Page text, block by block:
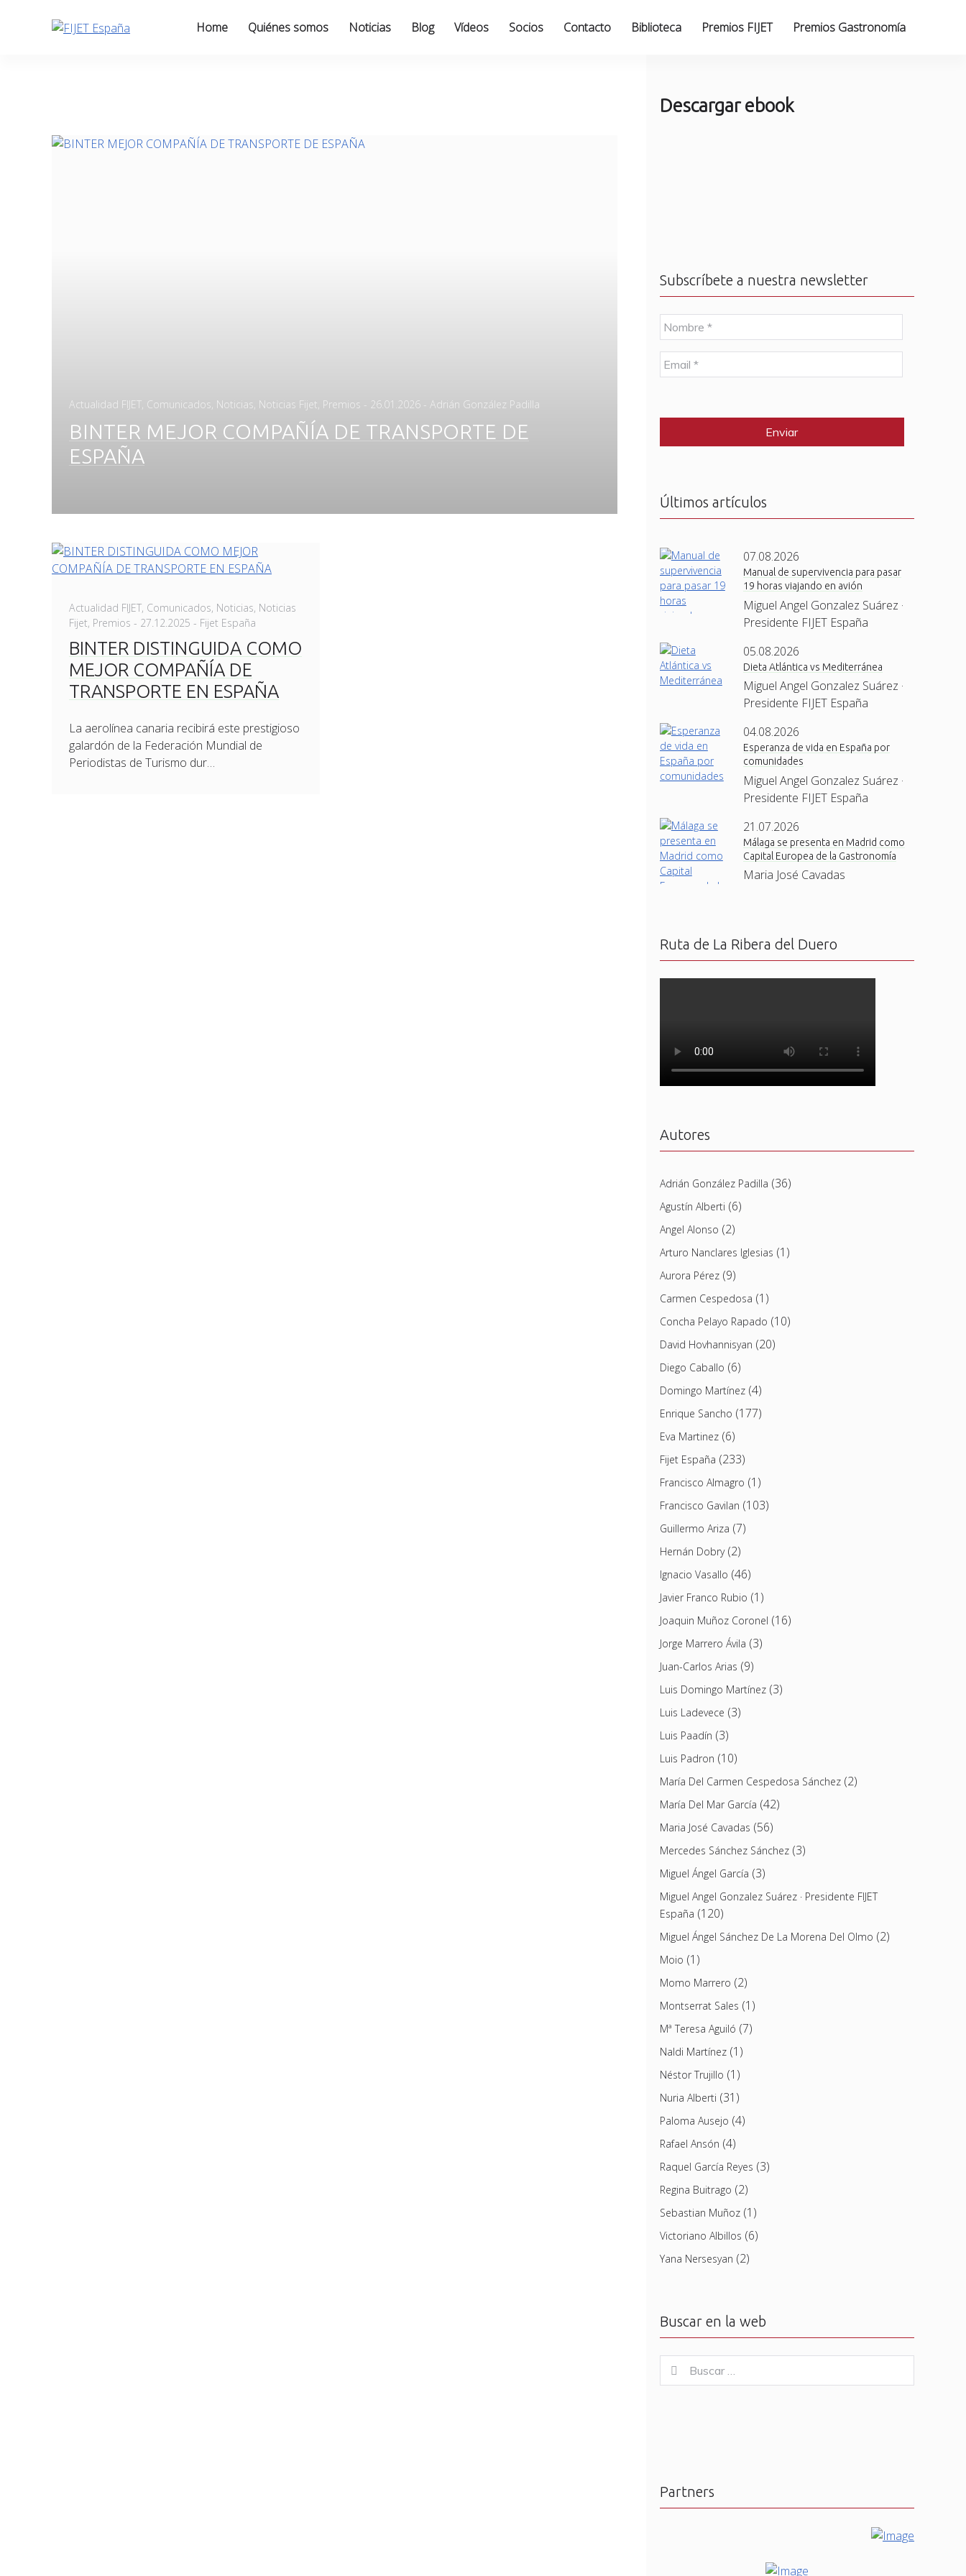
Home Quiénes somos Noticias Blog Vídeos Socios Contacto Biblioteca Premios FIJET Premios Gastronomía
Actualidad FIJET, Comunicados, Noticias, Noticias Fijet, Premios - Posted
26.01.2026 - Adrián González Padilla
BINTER MEJOR COMPAÑÍA DE TRANSPORTE DE
ESPAÑA
Actualidad FIJET, Comunicados, Noticias, Noticias
Fijet, Premios - Posted
27.12.2025 - Fijet España
BINTER DISTINGUIDA COMO
MEJOR COMPAÑÍA DE
TRANSPORTE EN ESPAÑA
La aerolínea canaria recibirá este prestigioso
galardón de la Federación Mundial de
Periodistas de Turismo dur…
Descargar ebook
Subscríbete a nuestra newsletter
N
o
m
b
r
E
m
l
Últimos artículos
07.08.2026
Manual de supervivencia para pasar
19 horas viajando en avión
Miguel Angel Gonzalez Suárez ·
Presidente FIJET España
05.08.2026
Dieta Atlántica vs Mediterránea
Miguel Angel Gonzalez Suárez ·
Presidente FIJET España
04.08.2026
Esperanza de vida en España por
comunidades
Miguel Angel Gonzalez Suárez ·
Presidente FIJET España
21.07.2026
Málaga se presenta en Madrid como
Capital Europea de la Gastronomía
Maria José Cavadas
Ruta de La Ribera del Duero
Autores
Adrián González Padilla (36)
Agustín Alberti (6)
Angel Alonso (2)
Arturo Nanclares Iglesias (1)
Aurora Pérez(9)
Carmen Cespedosa (1)
Concha Pelayo Rapado (10)
David Hovhannisyan (20)
Diego Caballo (6)
Domingo Martínez(4)
Enrique Sancho (177)
Eva Martinez(6)
Fijet España (233)
Francisco Almagro (1)
Francisco Gavilan (103)
Guillermo Ariza (7)
Hernán Dobry(2)
Ignacio Vasallo (46)
Javier Franco Rubio (1)
Joaquin Muñoz Coronel (16)
Jorge Marrero Ávila (3)
Juan-Carlos Arias (9)
Luis Domingo Martínez(3)
Luis Ladevece (3)
Luis Paadín (3)
Luis Padron (10)
María Del Carmen Cespedosa Sánchez(2)
María Del Mar García (42)
Maria José Cavadas (56)
Mercedes Sánchez Sánchez(3)
Miguel Ángel García (3)
Miguel Angel Gonzalez Suárez · Presidente FIJET
España (120)
Miguel Ángel Sánchez De La Morena Del Olmo (2)
Moio (1)
Momo Marrero (2)
Montserrat Sales (1)
Mª Teresa Aguiló (7)
Naldi Martínez(1)
Néstor Trujillo (1)
Nuria Alberti (31)
Paloma Ausejo (4)
Rafael Ansón (4)
Raquel García Reyes (3)
Regina Buitrago (2)
Sebastian Muñoz(1)
Victoriano Albillos (6)
Yana Nersesyan (2)
Buscar en la web
for:
Buscar
Partners